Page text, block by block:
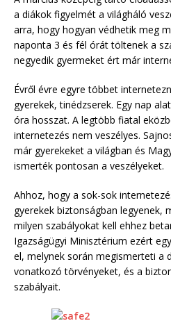
a diákok figyelmét a világháló
arra, hogy hogyan védhetik meg
naponta 3 és fél órát töltenek a
negyedik gyermeket ért már
Évről évre egyre többet
gyerekek, tinédzserek. Egy nap
óra hosszat. A legtöbb fiatal
internetezés nem veszélyes.
már gyerekeket a világban és
ismerték pontosan a veszélyeket.
Ahhoz, hogy a sok-sok
gyerekek biztonságban legyenek,
milyen szabályokat kell ehhez
Igazságügyi Minisztérium ezért
el, melynek során megismerteti a
vonatkozó törvényeket, és a
szabályait.